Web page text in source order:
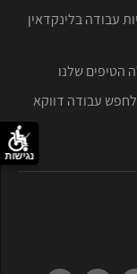
עבודה בלינקדאין
מצוינות לחפש עבודה דווקא
נגישות